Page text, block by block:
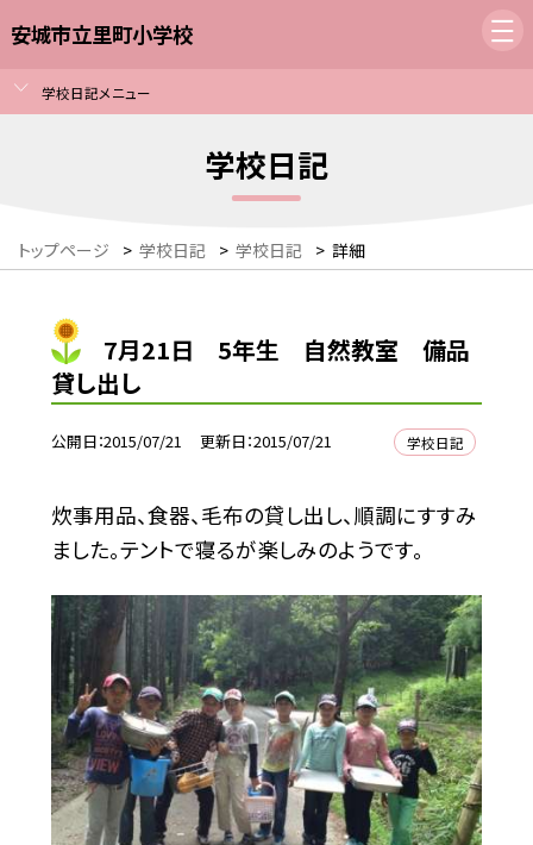
安城市立里町小学校
学校日記メニュー
学校日記
トップページ > 学校日記 > 学校日記 > 詳細
7月21日 5年生 自然教室 備品
貸し出し
公開日 2015/07/21 更新日 2015/07/21 学校日記
炊事用品、食器、毛布の貸し出し、順調にすすみ
ました。テントで寝るが楽しみのようです。